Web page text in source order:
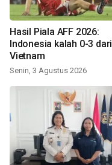
Hasil Piala AFF 2026:
Indonesia kalah 0-3 dari
Vietnam
Senin, 3 Agustus 2026